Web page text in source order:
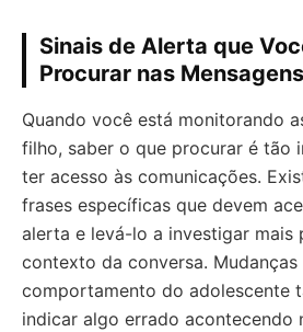
Sinais de Alerta que
Procurar nas Mensagens
Quando você está monitorando
filho, saber o que procurar é tão
ter acesso às comunicações.
frases específicas que devem
alerta e levá-lo a investigar mais
contexto da conversa. Mudanças
comportamento do adolescente
indicar algo errado acontecendo